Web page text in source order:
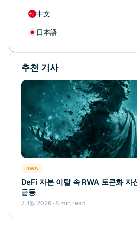
中文
日本語
추천 기사
RWA
DeFi 자본 이탈 속 RWA 토큰화 자
급등
7 8월 2026 · 8 min read